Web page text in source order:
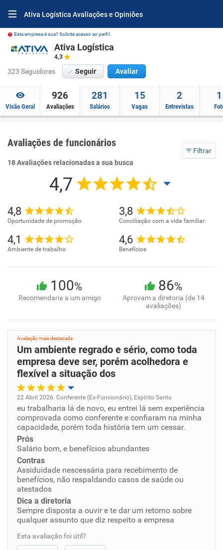
Ativa Logística Avaliações e Opiniões
Esta empresa é sua? Solicite acesso ao perfil.
Ativa Logística
4,3
323 Seguidores Seguir Avaliar
Visão Geral
926
Avaliações
281
Salários
15
Vagas
2
Entrevistas
1
Avaliações de funcionários
Filtrar
18 Avaliações relacionadas a sua busca
4,7
4,8
Oportunidade de promoção
3,8
Conciliação com a vida familiar
4,1
Ambiente de trabalho
4,6
Benefícios
100%
Recomendaria a um amigo
86%
Aprovam a diretoria (de 14
avaliações)
Avaliação mais destacada
Um ambiente regrado e sério, como toda
empresa deve ser, porém acolhedora e
flexível a situação dos
Oportunidade de promoção
Ambiente de trabalho
Conciliação com a vida familiar
Benefícios
Recomenda esta empresa
Recomenda a diretoria
22 Abril 2026. Conferente (Ex-Funcionário), Espírito Santo
eu trabalharia lá de novo, eu entrei lá sem experiência
comprovada como conferente e confiaram na minha
capacidade, porém toda história tem um cessar.
Prós
Salário bom, e benefícios abundantes
Contras
Assiduidade nescessária para recebimento de
benefícios, não respaldando casos de saúde ou
atestados
Dica a diretoria
Sempre disposta a ouvir e te dar um retorno sobre
qualquer assunto que diz respeito a empresa
Esta avaliação foi útil?